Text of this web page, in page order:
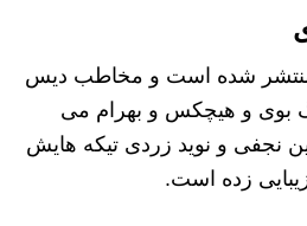
در سال ۱۳۸۹ منتشر شده است و مخاطب دیس
بوی و هیچکس و بهرام می
نجفی و نوید زردی تیکه هایش
زیبایی زده است.